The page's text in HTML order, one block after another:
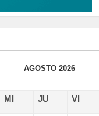
(740)
AGOSTO 2026
MI JU VI